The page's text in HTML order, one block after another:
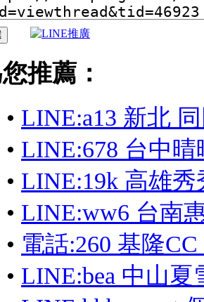
推薦：
• LINE:a13 新北
• LINE:678 台中
• LINE:19k 高雄
• LINE:ww6 台南
• 電話:260 基隆
• LINE:bea 中山